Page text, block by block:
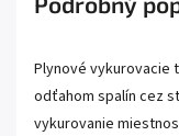
Plynové vykurovacie
odťahom spalín cez
vykurovanie